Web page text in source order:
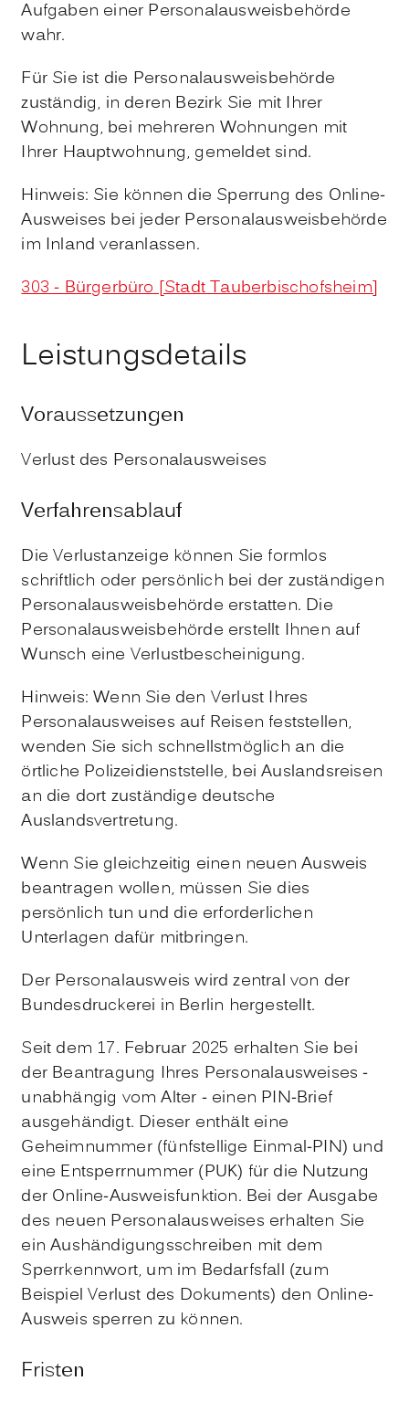
Aufgaben einer Personalausweisbehörde
wahr.
Für Sie ist die Personalausweisbehörde
zuständig, in deren Bezirk Sie mit Ihrer
Wohnung, bei mehreren Wohnungen mit
Ihrer Hauptwohnung, gemeldet sind.
Hinweis: Sie können die Sperrung des Online-
Ausweises bei jeder Personalausweisbehörde
im Inland veranlassen.
303 - Bürgerbüro [Stadt Tauberbischofsheim]
Leistungsdetails
Voraussetzungen
Verlust des Personalausweises
Verfahrensablauf
Die Verlustanzeige können Sie formlos
schriftlich oder persönlich bei der zuständigen
Personalausweisbehörde erstatten. Die
Personalausweisbehörde erstellt Ihnen auf
Wunsch eine Verlustbescheinigung.
Hinweis: Wenn Sie den Verlust Ihres
Personalausweises auf Reisen feststellen,
wenden Sie sich schnellstmöglich an die
örtliche Polizeidienststelle, bei Auslandsreisen
an die dort zuständige deutsche
Auslandsvertretung.
Wenn Sie gleichzeitig einen neuen Ausweis
beantragen wollen, müssen Sie dies
persönlich tun und die erforderlichen
Unterlagen dafür mitbringen.
Der Personalausweis wird zentral von der
Bundesdruckerei in Berlin hergestellt.
Seit dem 17. Februar 2025 erhalten Sie bei
der Beantragung Ihres Personalausweises -
unabhängig vom Alter - einen PIN-Brief
ausgehändigt. Dieser enthält eine
Geheimnummer (fünfstellige Einmal-PIN) und
eine Entsperrnummer (PUK) für die Nutzung
der Online-Ausweisfunktion. Bei der Ausgabe
des neuen Personalausweises erhalten Sie
ein Aushändigungsschreiben mit dem
Sperrkennwort, um im Bedarfsfall (zum
Beispiel Verlust des Dokuments) den Online-
Ausweis sperren zu können.
Fristen